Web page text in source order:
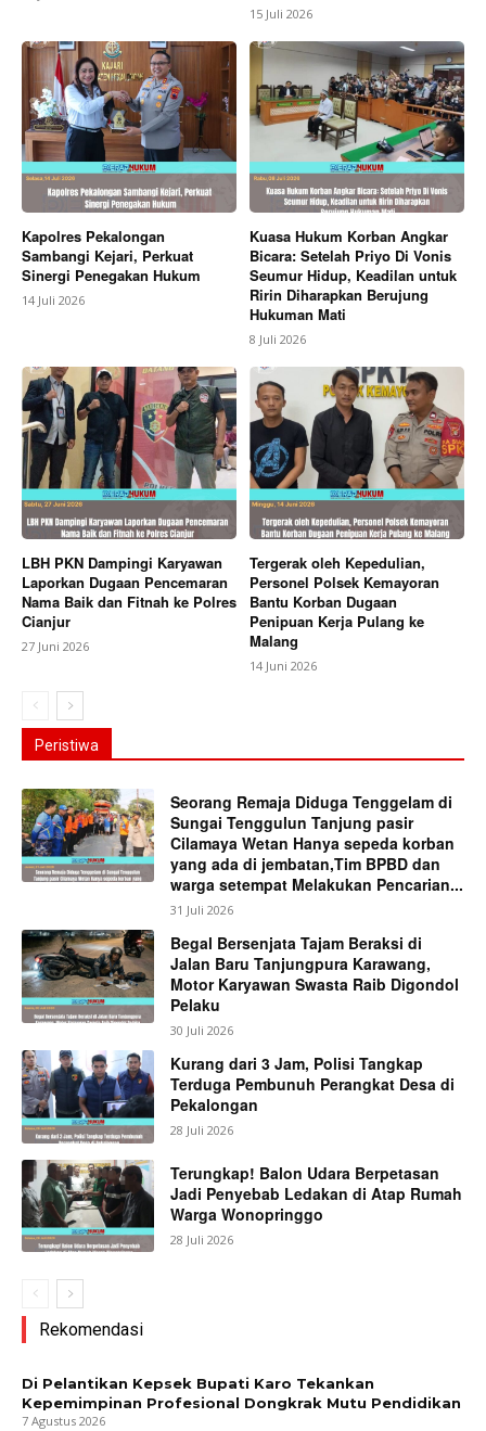
15 Juli 2026
Kapolres Pekalongan
Sambangi Kejari, Perkuat
Sinergi Penegakan Hukum
14 Juli 2026
Kuasa Hukum Korban Angkar
Bicara: Setelah Priyo Di Vonis
Seumur Hidup, Keadilan untuk
Ririn Diharapkan Berujung
Hukuman Mati
8 Juli 2026
LBH PKN Dampingi Karyawan
Laporkan Dugaan Pencemaran
Nama Baik dan Fitnah ke Polres
Cianjur
27 Juni 2026
Tergerak oleh Kepedulian,
Personel Polsek Kemayoran
Bantu Korban Dugaan
Penipuan Kerja Pulang ke
Malang
14 Juni 2026
Peristiwa
Seorang Remaja Diduga Tenggelam di
Sungai Tenggulun Tanjung pasir
Cilamaya Wetan Hanya sepeda korban
yang ada di jembatan,Tim BPBD dan
warga setempat Melakukan Pencarian...
31 Juli 2026
Begal Bersenjata Tajam Beraksi di
Jalan Baru Tanjungpura Karawang,
Motor Karyawan Swasta Raib Digondol
Pelaku
30 Juli 2026
Kurang dari 3 Jam, Polisi Tangkap
Terduga Pembunuh Perangkat Desa di
Pekalongan
28 Juli 2026
Terungkap! Balon Udara Berpetasan
Jadi Penyebab Ledakan di Atap Rumah
Warga Wonopringgo
28 Juli 2026
Rekomendasi
Di Pelantikan Kepsek Bupati Karo Tekankan
Kepemimpinan Profesional Dongkrak Mutu Pendidikan
7 Agustus 2026